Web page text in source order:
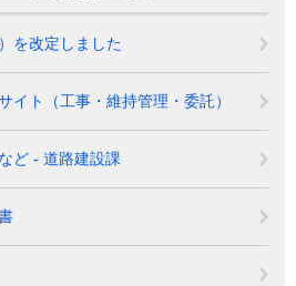
を改定しました
イト（工事・維持管理・委託）
ど - 道路建設課